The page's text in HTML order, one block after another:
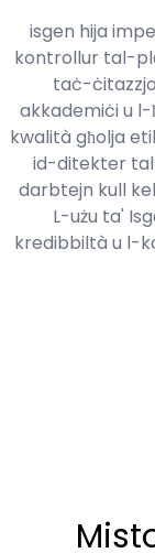
isgen hija
kontrollur tal-
taċ-
akkademiċi u
kwalità għolja
id-ditekter
darbtejn kull
L-użu ta'
kredibbiltà u l-